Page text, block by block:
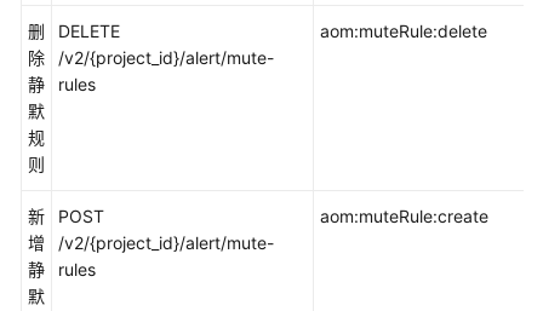
区
域）
（2.0）
（吉
隆
删
除
静
默
规
则
DELETE
/v2/{project_id}/alert/mute-
rules
aom:muteRule:delete
新
增
静
默
POST
/v2/{project_id}/alert/mute-
rules
aom:muteRule:create